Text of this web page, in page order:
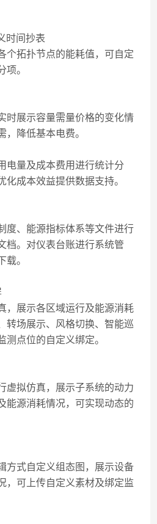
时间抄表
拓扑节点的能耗值，可自定
项。
展示容量需量价格的变化情
，降低基本电费。
量及成本费用进行统计分
化成本效益提供数据支持。
、能源指标体系等文件进行
档。对仪表台账进行系统管
载。
展示各区域运行及能源消耗
转场展示、风格切换、智能巡
测点位的自定义绑定。
拟仿真，展示子系统的动力
能源消耗情况，可实现动态的
式自定义组态图，展示设备
，可上传自定义素材及绑定监